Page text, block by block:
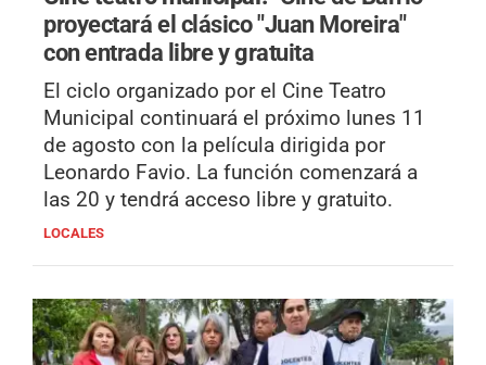
proyectará el clásico "Juan Moreira"
con entrada libre y gratuita
El ciclo organizado por el Cine Teatro
Municipal continuará el próximo lunes 11
de agosto con la película dirigida por
Leonardo Favio. La función comenzará a
las 20 y tendrá acceso libre y gratuito.
LOCALES